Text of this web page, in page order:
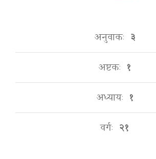
अनुवाकः ३
अष्टकः १
अध्यायः १
वर्गः २१